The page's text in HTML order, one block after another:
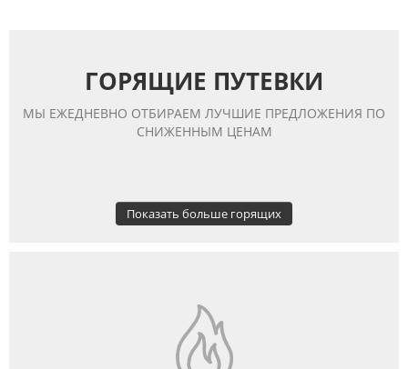
ГОРЯЩИЕ ПУТЕВКИ
МЫ ЕЖЕДНЕВНО ОТБИРАЕМ ЛУЧШИЕ ПРЕДЛОЖЕНИЯ ПО
СНИЖЕННЫМ ЦЕНАМ
Показать больше горящих